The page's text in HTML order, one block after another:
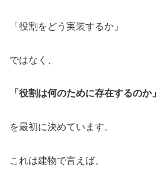
「役割をどう実装するか」
ではなく、
「役割は何のために存在するのか」
を最初に決めています。
これは建物で言えば、